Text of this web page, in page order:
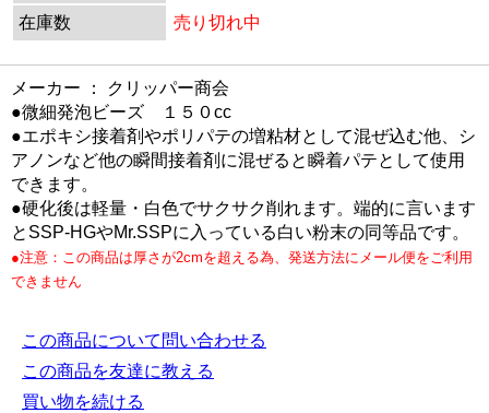
在庫数
売り切れ中
メーカー ： クリッパー商会
●微細発泡ビーズ １５０cc
●エポキシ接着剤やポリパテの増粘材として混ぜ込む他、シ
アノンなど他の瞬間接着剤に混ぜると瞬着パテとして使用
できます。
●硬化後は軽量・白色でサクサク削れます。端的に言います
とSSP-HGやMr.SSPに入っている白い粉末の同等品です。
●注意：この商品は厚さが2cmを超える為、発送方法にメール便をご利用
できません
この商品について問い合わせる
この商品を友達に教える
買い物を続ける